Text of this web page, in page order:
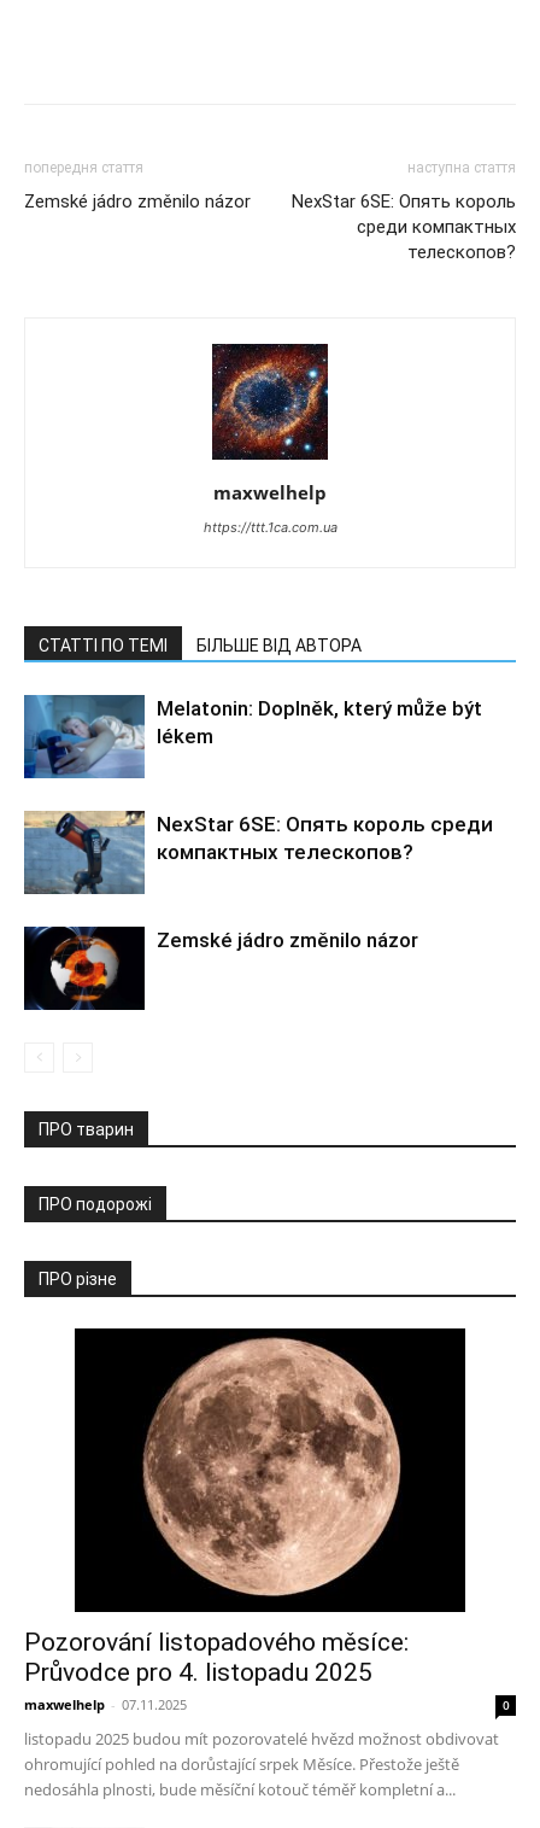
попередня стаття
Zemské jádro změnilo názor
наступна стаття
NexStar 6SE: Опять король
среди компактных
телескопов?
maxwelhelp
https://ttt.1ca.com.ua
СТАТТІ ПО ТЕМІ БІЛЬШЕ ВІД АВТОРА
Melatonin: Doplněk, který může být
lékem
NexStar 6SE: Опять король среди
компактных телескопов?
Zemské jádro změnilo názor
ПРО тварин
ПРО подорожі
ПРО різне
Pozorování listopadového měsíce:
Průvodce pro 4. listopadu 2025
maxwelhelp - 07.11.2025 0
listopadu 2025 budou mít pozorovatelé hvězd možnost obdivovat
ohromující pohled na dorůstající srpek Měsíce. Přestože ještě
nedosáhla plnosti, bude měsíční kotouč téměř kompletní a...